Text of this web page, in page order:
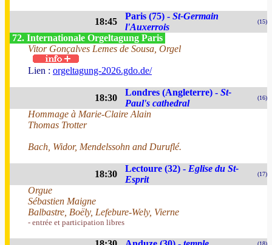
18:45
Paris (75) - St-Germain
l'Auxerrois
(15)
72. Internationale Orgeltagung Paris
Vitor Gonçalves Lemes de Sousa, Orgel
Lien : orgeltagung-2026.gdo.de/
18:30
Londres (Angleterre) - St-
Paul's cathedral
(16)
Hommage à Marie-Claire Alain
Thomas Trotter
Bach, Widor, Mendelssohn and Duruflé.
18:30
Lectoure (32) - Eglise du St-
Esprit
(17)
Orgue
Sébastien Maigne
Balbastre, Boëly, Lefebure-Wely, Vierne
- entrée et participation libres
(18)